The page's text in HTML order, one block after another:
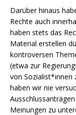
Darüber hinaus
Rechte auch
haben stets das
Material erstellen
kontroversen
(etwa zur
von Sozialist*innen
haben wir nie
Meinungen zu